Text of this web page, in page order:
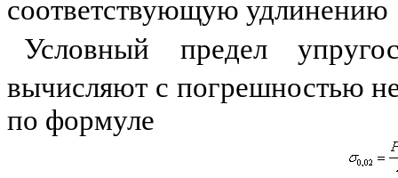
соответствующую удлинению
Условный предел
вычисляют с погрешностью
по формуле